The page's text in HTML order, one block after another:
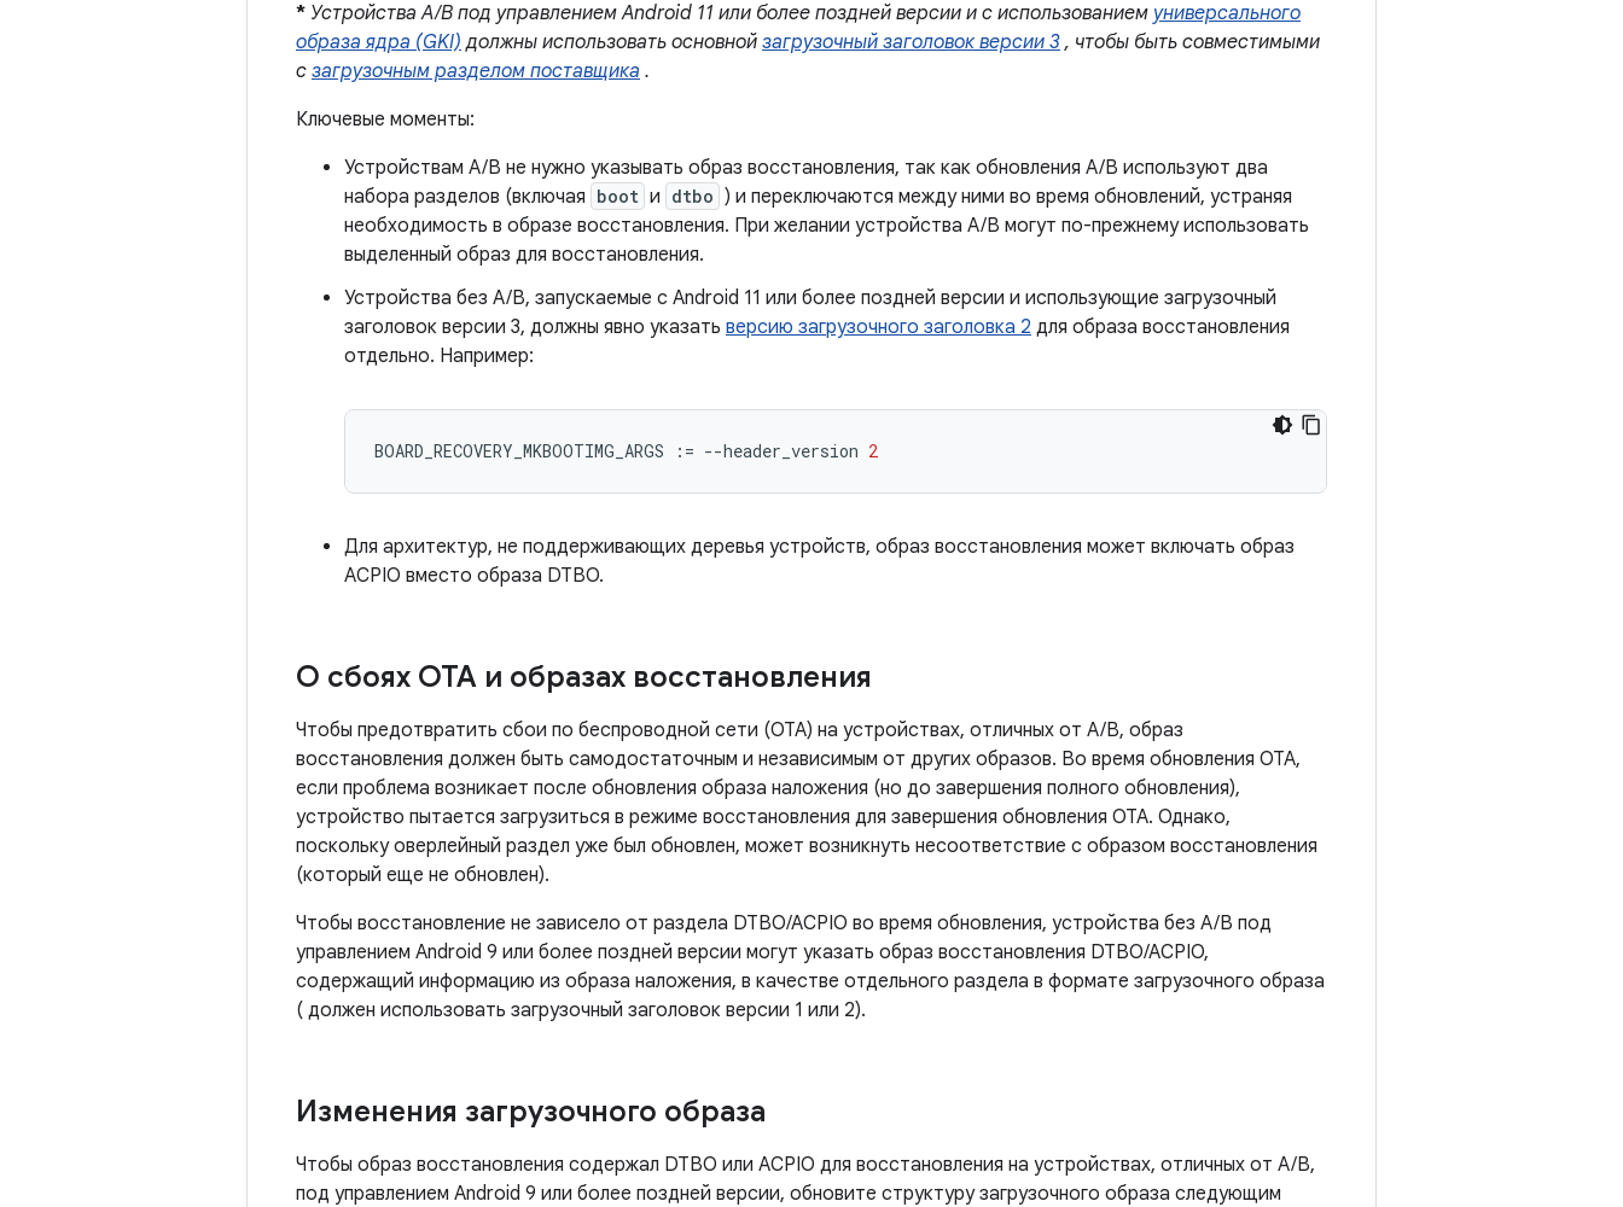
* Устройства A/B под управлением Android 11 или более поздней версии и с использованием универсального
образа ядра (GKI) должны использовать основной загрузочный заголовок версии 3, чтобы быть совместимыми
с загрузочным разделом поставщика .
Ключевые моменты:
Устройствам A/B не нужно указывать образ восстановления, так как обновления A/B используют два
набора разделов (включая boot и dtbo ) и переключаются между ними во время обновлений, устраняя
необходимость в образе восстановления. При желании устройства A/B могут по-прежнему использовать
выделенный образ для восстановления.
Устройства без A/B, запускаемые с Android 11 или более поздней версии и использующие загрузочный
заголовок версии 3, должны явно указать версию загрузочного заголовка 2 для образа восстановления
отдельно. Например:
BOARD_RECOVERY_MKBOOTIMG_ARGS := --header_version 2
Для архитектур, не поддерживающих деревья устройств, образ восстановления может включать образ
ACPIO вместо образа DTBO.
О сбоях OTA и образах восстановления
Чтобы предотвратить сбои по беспроводной сети (OTA) на устройствах, отличных от A/B, образ
восстановления должен быть самодостаточным и независимым от других образов. Во время обновления OTA,
если проблема возникает после обновления образа наложения (но до завершения полного обновления),
устройство пытается загрузиться в режиме восстановления для завершения обновления OTA. Однако,
поскольку оверлейный раздел уже был обновлен, может возникнуть несоответствие с образом восстановления
(который еще не обновлен).
Чтобы восстановление не зависело от раздела DTBO/ACPIO во время обновления, устройства без A/B под
управлением Android 9 или более поздней версии могут указать образ восстановления DTBO/ACPIO,
содержащий информацию из образа наложения, в качестве отдельного раздела в формате загрузочного образа
( должен использовать загрузочный заголовок версии 1 или 2).
Изменения загрузочного образа
Чтобы образ восстановления содержал DTBO или ACPIO для восстановления на устройствах, отличных от A/B,
под управлением Android 9 или более поздней версии, обновите структуру загрузочного образа следующим